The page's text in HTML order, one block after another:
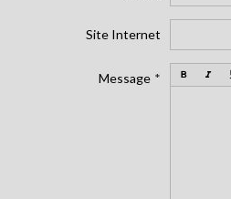
Site Internet
Message